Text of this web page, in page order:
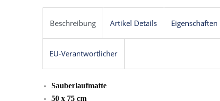
Beschreibung Artikel Details Eigenschaften
EU-Verantwortlicher
Sauberlaufmatte
50 x 75 cm